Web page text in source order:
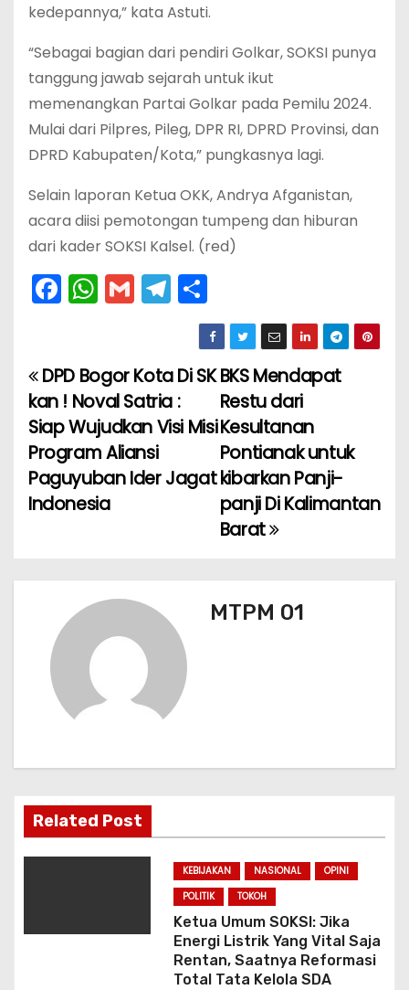
kedepannya,” kata Astuti.
“Sebagai bagian dari pendiri Golkar, SOKSI punya
tanggung jawab sejarah untuk ikut
memenangkan Partai Golkar pada Pemilu 2024.
Mulai dari Pilpres, Pileg, DPR RI, DPRD Provinsi, dan
DPRD Kabupaten/Kota,” pungkasnya lagi.
Selain laporan Ketua OKK, Andrya Afganistan,
acara diisi pemotongan tumpeng dan hiburan
dari kader SOKSI Kalsel. (red)
F
a
e
b
o
o
k
W
h
ts
A
p
p
G
m
l
T
el
gr
a
m
h
ar
e
N
a
v
i
a
s
BKS Mendapat
Restu dari
Kesultanan
Pontianak untuk
kibarkan Panji-
panji Di Kalimantan
Barat
DPD Bogor Kota Di SK
kan ! Noval Satria :
Siap Wujudkan Visi Misi
Program Aliansi
Paguyuban Ider Jagat
Indonesia
MTPM 01
Related Post
KEBIJAKAN NASIONAL
OPINI
POLITIK
TOKOH
Ketua Umum SOKSI: Jika
Energi Listrik Yang Vital Saja
Rentan, Saatnya Reformasi
Total Tata Kelola SDA